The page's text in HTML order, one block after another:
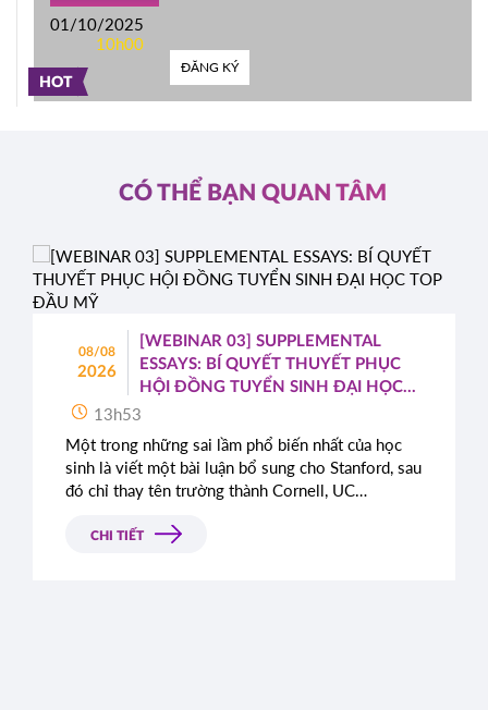
HOT
01/10/2025
10h00
ĐĂNG KÝ
CÓ THỂ BẠN QUAN TÂM
08/08
2026
[WEBINAR 03] SUPPLEMENTAL
ESSAYS: BÍ QUYẾT THUYẾT PHỤC
HỘI ĐỒNG TUYỂN SINH ĐẠI HỌC
TOP ĐẦU MỸ
13h53
Một trong những sai lầm phổ biến nhất của học
sinh là viết một bài luận bổ sung cho Stanford, sau
đó chỉ thay tên trường thành Cornell, UC
CHI TIẾT